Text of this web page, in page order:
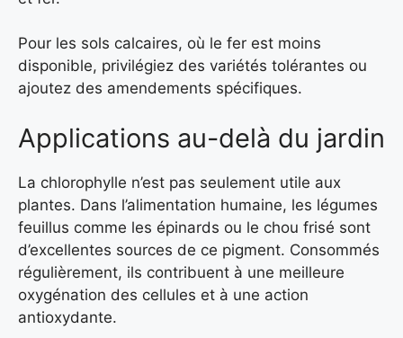
Pour les sols calcaires, où le fer est moins
disponible, privilégiez des variétés tolérantes ou
ajoutez des amendements spécifiques.
Applications au-delà du jardin
La chlorophylle n’est pas seulement utile aux
plantes. Dans l’alimentation humaine, les légumes
feuillus comme les épinards ou le chou frisé sont
d’excellentes sources de ce pigment. Consommés
régulièrement, ils contribuent à une meilleure
oxygénation des cellules et à une action
antioxydante.